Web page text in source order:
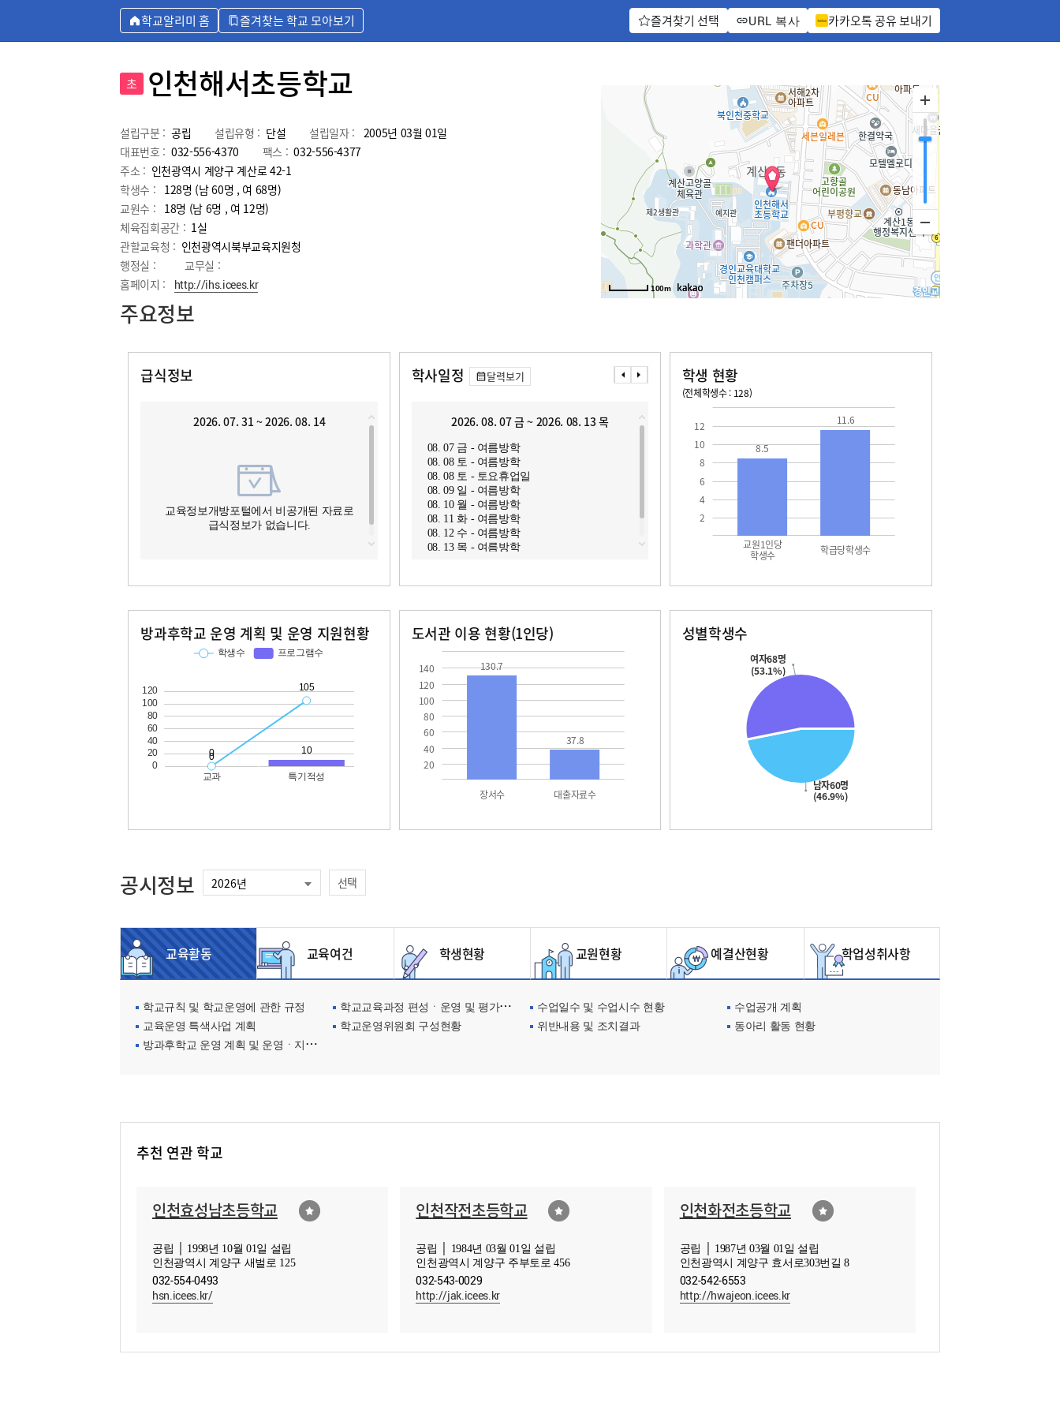
학교알리미 홈 즐겨찾는 학교 모아보기 즐겨찾기 선택 URL 복사 카카오톡 공유 보내기
초 인천해서초등학교
설립구분 : 공립 설립유형 : 단설 설립일자 : 2005년 03월 01일
대표번호 : 032-556-4370 팩스 : 032-556-4377
주소 : 인천광역시 계양구 계산로 42-1
학생수 : 128명 (남 60명 , 여 68명)
교원수 : 18명 (남 6명 , 여 12명)
체육집회공간 : 1실
관할교육청 : 인천광역시북부교육지원청
행정실 :
교무실 :
홈페이지 :
http://ihs.icees.kr 100m
주요정보
급식정보
2026. 07. 31 ~ 2026. 08. 14
교육정보개방포털에서 비공개된 자료로
급식정보가 없습니다.
학사일정 달력보기
2026. 08. 07 금 ~ 2026. 08. 13 목
08. 07 금 - 여름방학
08. 08 토 - 여름방학
08. 08 토 - 토요휴업일
08. 09 일 - 여름방학
08. 10 월 - 여름방학
08. 11 화 - 여름방학
08. 12 수 - 여름방학
08. 13 목 - 여름방학
2026. 08. 14 금 ~ 2026. 08. 20 목
08. 14 금 - 여름방학
08. 15 토 - 여름방학
08. 15 토 - 광복절
08. 17 월 - 여름방학
08. 17 월 - 대체공휴일
08. 18 화 - 여름방학
08. 19 수 - 여름방학
08. 20 목 - 여름개학식
학생 현황
(전체학생수 : 128)
2
4
6
8
10
12
교원1인당
학생수 학급당학생수
8.5
11.6
방과후학교 운영 계획 및 운영 지원현황 도서관 이용 현황(1인당)
20
40
60
80
100
120
140
장서수 대출자료수
130.7
37.8
성별학생수
남자60명
(46.9%)
여자68명
(53.1%)
공시정보 선택
교육활동 교육여건 학생현황 교원현황 예결산현황 학업성취사항
학교규칙 및 학교운영에 관한 규정 학교교육과정 편성ㆍ운영 및 평가에 관한 사항 수업일수 및 수업시수 현황
수업공개 계획
교육운영 특색사업 계획
학교운영위원회 구성현황 위반내용 및 조치결과
동아리 활동 현황
방과후학교 운영 계획 및 운영ㆍ지원현황
추천 연관 학교
인천효성남초등학교
공립 │ 1998년 10월 01일 설립
인천광역시 계양구 새벌로 125
032-554-0493
hsn.icees.kr/
인천작전초등학교
공립 │ 1984년 03월 01일 설립
인천광역시 계양구 주부토로 456
032-543-0029
http://jak.icees.kr
인천화전초등학교
공립 │ 1987년 03월 01일 설립
인천광역시 계양구 효서로303번길 8
032-542-6553
http://hwajeon.icees.kr